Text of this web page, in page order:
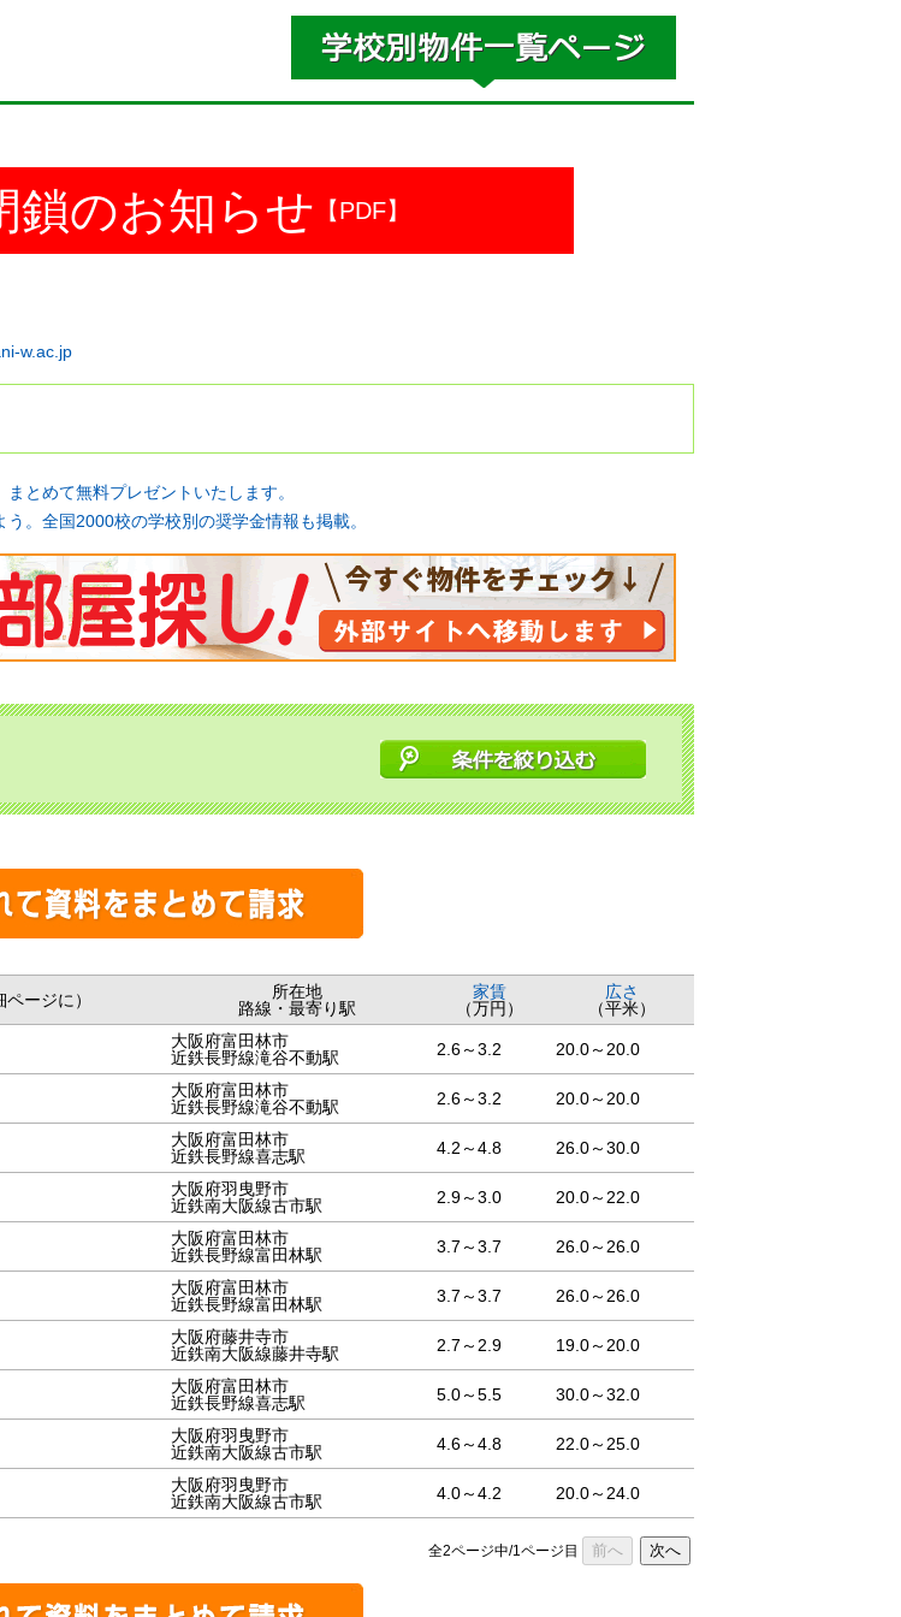
鎖のお知らせ 【PDF】
w.ac.jp
とめて無料プレゼントいたします。
。全国2000校の学校別の奨学金情報も掲載。
ージに）
所在地
路線・最寄り駅
家賃
（万円）
広さ
（平米）
大阪府富田林市
近鉄長野線滝谷不動駅
2.6～3.2 20.0～20.0
大阪府富田林市
近鉄長野線滝谷不動駅
2.6～3.2 20.0～20.0
大阪府富田林市
近鉄長野線喜志駅
4.2～4.8 26.0～30.0
大阪府羽曳野市
近鉄南大阪線古市駅
2.9～3.0 20.0～22.0
大阪府富田林市
近鉄長野線富田林駅
3.7～3.7 26.0～26.0
大阪府富田林市
近鉄長野線富田林駅
3.7～3.7 26.0～26.0
大阪府藤井寺市
近鉄南大阪線藤井寺駅
2.7～2.9 19.0～20.0
大阪府富田林市
近鉄長野線喜志駅
5.0～5.5 30.0～32.0
大阪府羽曳野市
近鉄南大阪線古市駅
4.6～4.8 22.0～25.0
大阪府羽曳野市
近鉄南大阪線古市駅
4.0～4.2 20.0～24.0
全2ページ中/1ページ目 前へ 次へ